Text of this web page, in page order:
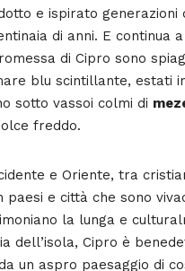
e ispirato generazioni
di anni. E continua
di Cipro sono
blu scintillante, estati
sotto vassoi colmi di
freddo.
e Oriente, tra
paesi e città che sono
la lunga e
dell’isola, Cipro è
un aspro paesaggio di